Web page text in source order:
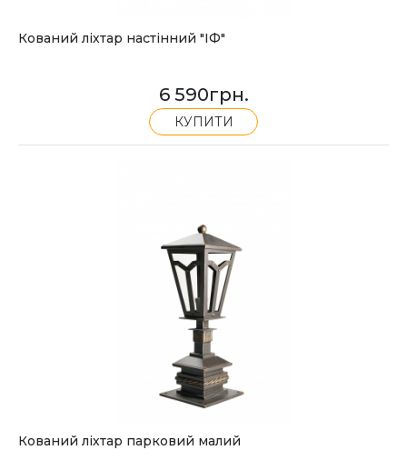
Кований ліхтар настінний "ІФ"
6 590грн.
КУПИТИ
Кований ліхтар парковий малий